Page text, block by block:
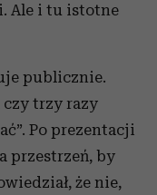
Ale i tu istotne
publicznie.
trzy razy
Po prezentacji
przestrzeń, by
że nie,